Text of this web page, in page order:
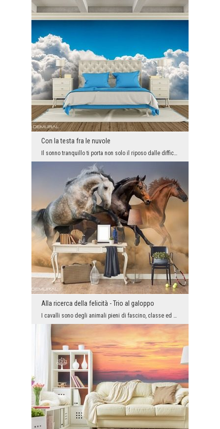
Con la testa fra le nuvole
Il sonno tranquillo ti porta non solo il riposo dalle difficoltà della vita quotidiana, ma ti dà ...
Alla ricerca della felicità - Trio al galoppo
I cavalli sono degli animali pieni di fascino, classe ed un po’ di crudeltà. Il carta da parati c...